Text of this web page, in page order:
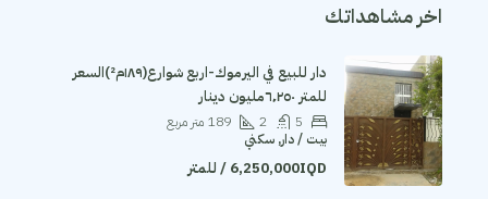
اخر مشاهداتك
دار للبيع في اليرموك-اربع شوارع(١٨٩م²)السعر
للمتر ٦٬٢٥٠مليون دينار
5
2
189 متر مربع
بيت / دار, سكني
6,250,000IQD / للمتر